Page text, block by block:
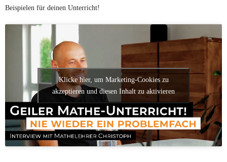
Beispielen für deinen Unterricht!
Klicke hier, um Marketing-Cookies zu
akzeptieren und diesen Inhalt zu aktivieren